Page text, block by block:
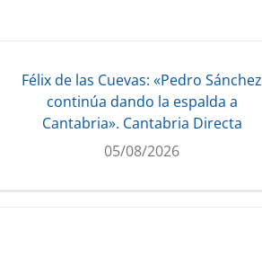
Félix de las Cuevas: «Pedro Sánchez
continúa dando la espalda a
Cantabria». Cantabria Directa
05/08/2026